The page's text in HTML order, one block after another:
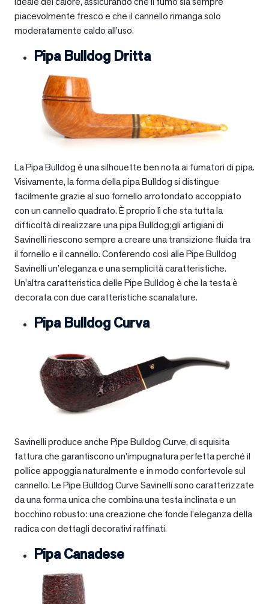
piacevolmente fresco e che il cannello rimanga solo
moderatamente caldo all’uso.
Pipa Bulldog Dritta
La Pipa Bulldog è una silhouette ben nota ai fumatori di pipa.
Visivamente, la forma della pipa Bulldog si distingue
facilmente grazie al suo fornello arrotondato accoppiato
con un cannello quadrato. È proprio lì che sta tutta la
difficoltà di realizzare una pipa Bulldog;gli artigiani di
Savinelli riescono sempre a creare una transizione fluida tra
il fornello e il cannello. Conferendo così alle Pipe Bulldog
Savinelli un’eleganza e una semplicità caratteristiche.
Un’altra caratteristica delle Pipe Bulldog è che la testa è
decorata con due caratteristiche scanalature.
Pipa Bulldog Curva
Savinelli produce anche Pipe Bulldog Curve, di squisita
fattura che garantiscono un’impugnatura perfetta perché il
pollice appoggia naturalmente e in modo confortevole sul
cannello. Le Pipe Bulldog Curve Savinelli sono caratterizzate
da una forma unica che combina una testa inclinata e un
bocchino robusto: una creazione che fonde l’eleganza della
radica con dettagli decorativi raffinati.
Pipa Canadese